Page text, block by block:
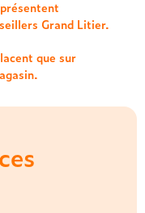
Grand Litier.
que sur